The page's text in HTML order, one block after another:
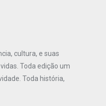
cultura, e suas
Toda edição um
Toda história,